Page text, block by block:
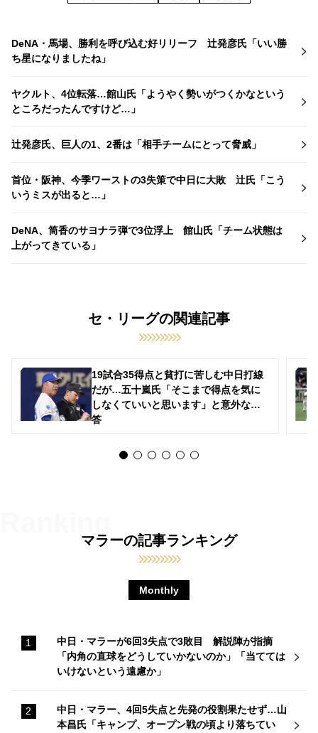
DeNA・馬場、勝利を呼び込む好リリーフ 辻発彦氏「いい勝
ち星になりましたね」
ヤクルト、4位転落…館山氏「ようやく勢いがつくかなという
ところだったんですけど…」
辻発彦氏、巨人の1、2番は「相手チームにとって脅威」
首位・阪神、今季ワーストの3失策で中日に大敗 辻氏「こう
いうミスが出ると…」
DeNA、筒香のサヨナラ弾で3位浮上 館山氏「チーム状態は
上がってきている」
セ・リーグの関連記事
19試合35得点と貧打に苦しむ中日打線
だが…五十嵐氏「そこまで得点を気に
しなくていいと思います」と意外な回
答
マラーの記事ランキング
Monthly
中日・マラーが6回3失点で3敗目 解説陣が指摘
「内角の直球をどうしていかないのか」「当てては
いけないという遠慮か」
中日・マラー、4回5失点と先発の役割果たせず…山
本昌氏「キャンプ、オープン戦の頃より落ちてい